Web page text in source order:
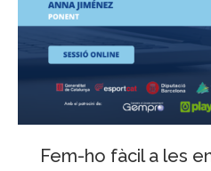
Fem-ho fàcil a les